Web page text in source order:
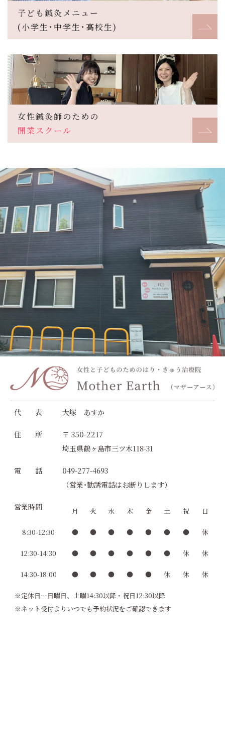
子ども鍼灸メニュー
(小学生･中学生･高校生)
女性鍼灸師のための
開業スクール
代 表 大塚 あすか
住 所
〒 350-2217
埼玉県鶴ヶ島市三ツ木118-31
電 話
049-277-4693
（営業･勧誘電話はお断りします）
営業時間 月 火 水 木 金 土 祝 日
8:30-12:30 ● ● ● ● ● ● ● 休
12:30-14:30 ● ● ● ● ● ● 休 休
14:30-18:00 ● ● ● ● ● 休 休 休
※定休日…日曜日、土曜14:30以降・祝日12:30以降
※ネット受付よりいつでも予約状況をご確認できます